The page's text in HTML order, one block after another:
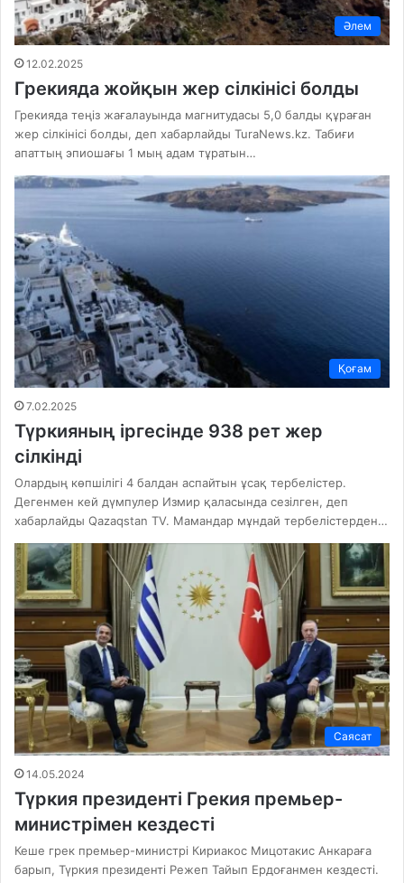
Әлем
12.02.2025
Грекияда жойқын жер сілкінісі болды
Грекияда теңіз жағалауында магнитудасы 5,0 балды құраған
жер сілкінісі болды, деп хабарлайды TuraNews.kz. Табиғи
апаттың эпиошағы 1 мың адам тұратын…
Қоғам
7.02.2025
Түркияның іргесінде 938 рет жер
сілкінді
Олардың көпшілігі 4 балдан аспайтын ұсақ тербелістер.
Дегенмен кей дүмпулер Измир қаласында сезілген, деп
хабарлайды Qazaqstan TV. Мамандар мұндай тербелістерден…
Саясат
14.05.2024
Түркия президенті Грекия премьер-
министрімен кездесті
Кеше грек премьер-министрі Кириакос Мицотакис Анкараға
барып, Түркия президенті Режеп Тайып Ердоғанмен кездесті.